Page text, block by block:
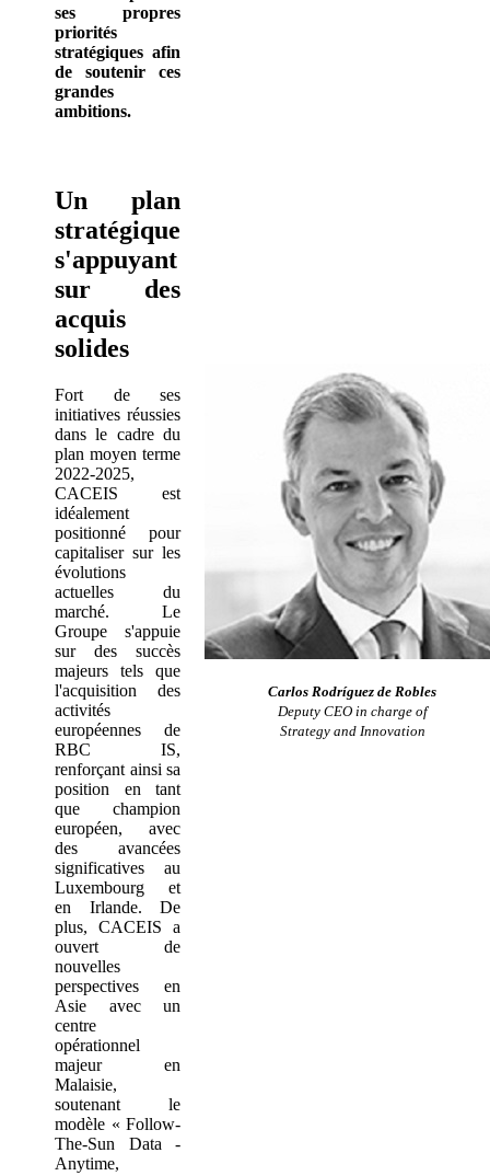
ses propres
priorités
stratégiques afin
de soutenir ces
grandes
ambitions.
Un plan
stratégique
s'appuyant
sur des
acquis
solides
Fort de ses
initiatives réussies
dans le cadre du
plan moyen terme
2022-2025,
CACEIS est
idéalement
positionné pour
capitaliser sur les
évolutions
actuelles du
marché. Le
Groupe s'appuie
sur des succès
majeurs tels que
l'acquisition des
activités
européennes de
RBC IS,
renforçant ainsi sa
position en tant
que champion
européen, avec
des avancées
significatives au
Luxembourg et
en Irlande. De
plus, CACEIS a
ouvert de
nouvelles
perspectives en
Asie avec un
centre
opérationnel
majeur en
Malaisie,
soutenant le
modèle « Follow-
The-Sun Data -
Anytime,
Carlos Rodríguez de Robles
Deputy CEO in charge of
Strategy and Innovation